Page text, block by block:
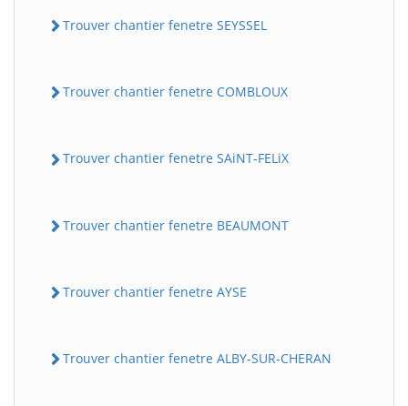
Trouver chantier fenetre SEYSSEL
Trouver chantier fenetre COMBLOUX
Trouver chantier fenetre SAiNT-FELiX
Trouver chantier fenetre BEAUMONT
Trouver chantier fenetre AYSE
Trouver chantier fenetre ALBY-SUR-CHERAN